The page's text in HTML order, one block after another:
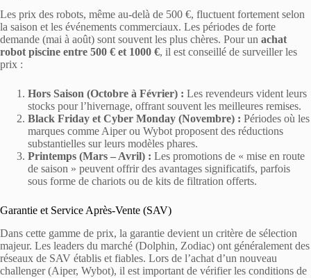
Les prix des robots, même au-delà de 500 €, fluctuent fortement selon
la saison et les événements commerciaux. Les périodes de forte
demande (mai à août) sont souvent les plus chères. Pour un achat
robot piscine entre 500 € et 1000 €, il est conseillé de surveiller les
prix :
Hors Saison (Octobre à Février) : Les revendeurs vident leurs
stocks pour l’hivernage, offrant souvent les meilleures remises.
Black Friday et Cyber Monday (Novembre) : Périodes où les
marques comme Aiper ou Wybot proposent des réductions
substantielles sur leurs modèles phares.
Printemps (Mars – Avril) : Les promotions de « mise en route
de saison » peuvent offrir des avantages significatifs, parfois
sous forme de chariots ou de kits de filtration offerts.
Garantie et Service Après-Vente (SAV)
Dans cette gamme de prix, la garantie devient un critère de sélection
majeur. Les leaders du marché (Dolphin, Zodiac) ont généralement des
réseaux de SAV établis et fiables. Lors de l’achat d’un nouveau
challenger (Aiper, Wybot), il est important de vérifier les conditions de